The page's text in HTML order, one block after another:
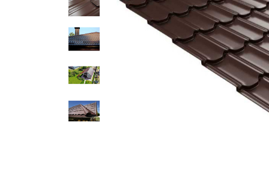
Шифер
Шифер